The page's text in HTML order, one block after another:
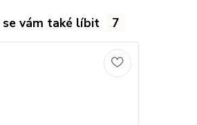
vám také líbit 7